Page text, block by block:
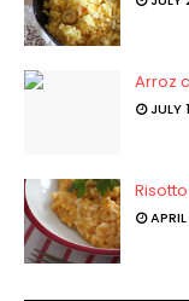
Arroz
JULY